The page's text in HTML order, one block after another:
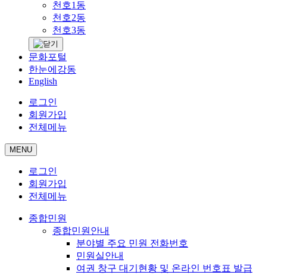
천호1동
천호2동
천호3동
문화포털
한눈에강동
English
로그인
회원가입
전체메뉴
MENU
로그인
회원가입
전체메뉴
종합민원
종합민원안내
분야별 주요 민원 전화번호
민원실안내
여권 창구 대기현황 및 온라인 번호표 발급